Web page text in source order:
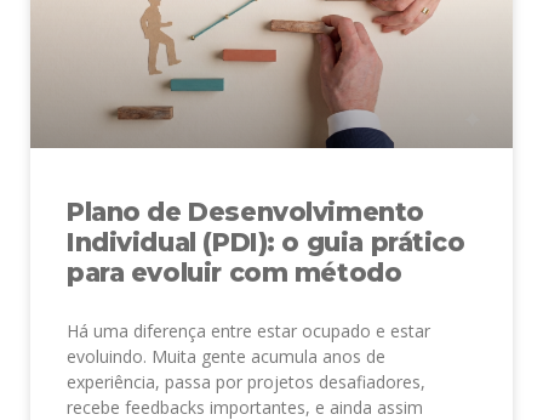
Plano de Desenvolvimento
Individual (PDI): o guia prático
para evoluir com método
Há uma diferença entre estar ocupado e estar
evoluindo. Muita gente acumula anos de
experiência, passa por projetos desafiadores,
recebe feedbacks importantes, e ainda assim